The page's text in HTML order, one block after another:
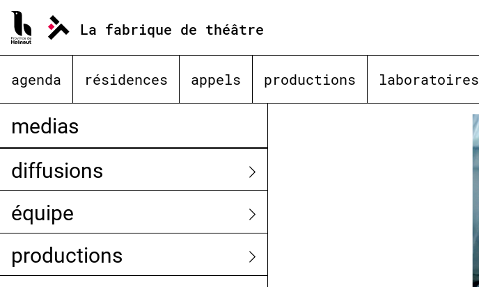
contenu
La fabrique de théâtre
agenda résidences appels productions laboratoires
medias
diffusions
équipe
productions